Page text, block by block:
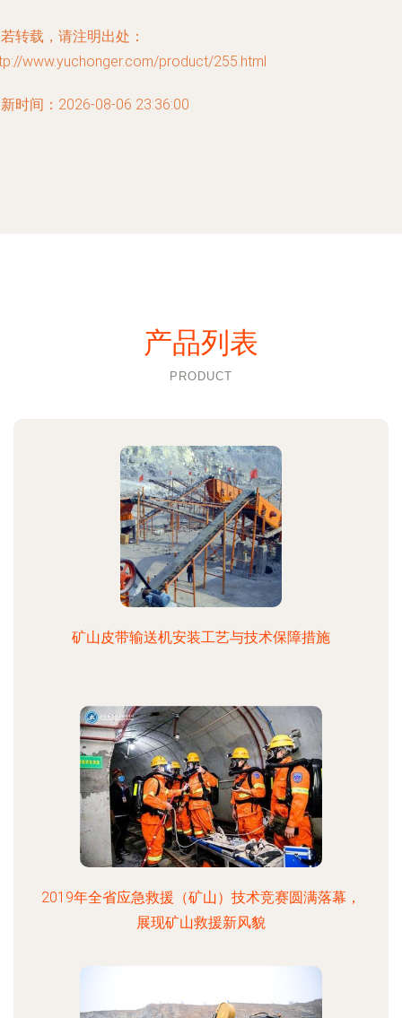
转载，请注明出处：
www.yuchonger.com/product/255.html
时间：2026-08-06 23:36:00
产品列表
PRODUCT
矿山皮带输送机安装工艺与技术保障措施
2019年全省应急救援（矿山）技术竞赛圆满落幕，
展现矿山救援新风貌